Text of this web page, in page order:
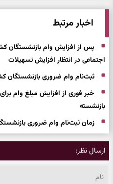
اخبار مرتبط
پس از افزایش وام بازنشستگان
اجتماعی در انتظار افزایش تسهیلات
ثبت‌نام وام ضروری بازنشستگان
خبر فوری از افزایش مبلغ وام
بازنشسته
زمان ثبت‌نام وام ضروری
ارسال نظر: